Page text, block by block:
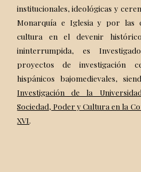
institucionales, ideológicas y
Monarquía e Iglesia y por las
cultura en el devenir
ininterrumpida, es
proyectos de investigación
hispánicos bajomedievales,
Investigación de la
Sociedad, Poder y Cultura en la
XVI.